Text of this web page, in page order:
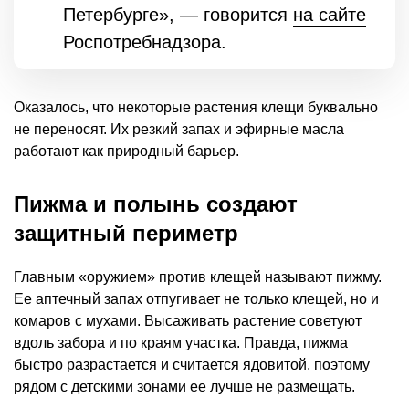
Петербурге», — говорится на сайте
Роспотребнадзора.
Оказалось, что некоторые растения клещи буквально
не переносят. Их резкий запах и эфирные масла
работают как природный барьер.
Пижма и полынь создают
защитный периметр
Главным «оружием» против клещей называют пижму.
Ее аптечный запах отпугивает не только клещей, но и
комаров с мухами. Высаживать растение советуют
вдоль забора и по краям участка. Правда, пижма
быстро разрастается и считается ядовитой, поэтому
рядом с детскими зонами ее лучше не размещать.